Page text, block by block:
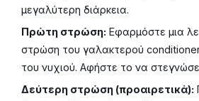
μεγαλύτερη διάρκεια.
Πρώτη στρώση: Εφαρμόστε μια
στρώση του γαλακτερού
του νυχιού. Αφήστε το να
Δεύτερη στρώση (προαιρετικά):